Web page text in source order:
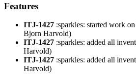
Features
ITJ-1427 :sparkles: started work
Bjorn Harvold)
ITJ-1427 :sparkles: added all
Harvold)
ITJ-1427 :sparkles: added all
Harvold)